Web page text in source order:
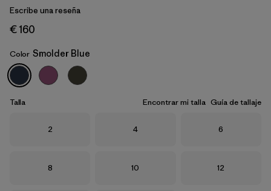
Smolder Blue
Escribe una reseña
€ 160
Color Smolder Blue
Talla Encontrar mi talla Guía de tallaje
Talla
2 Talla
4 Talla
6
Talla
8 Talla
10 Talla
12